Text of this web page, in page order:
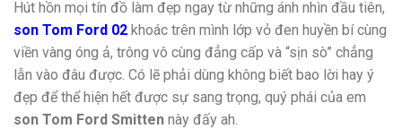
Hút hồn mọi tín đồ làm đẹp ngay từ những ánh nhìn đầu tiên,
son Tom Ford 02 khoác trên mình lớp vỏ đen huyền bí cùng
viền vàng óng ả, trông vô cùng đẳng cấp và “sịn sò” chẳng
lẫn vào đâu được. Có lẽ phải dùng không biết bao lời hay ý
đẹp để thể hiện hết được sự sang trọng, quý phái của em
son Tom Ford Smitten này đấy ah.